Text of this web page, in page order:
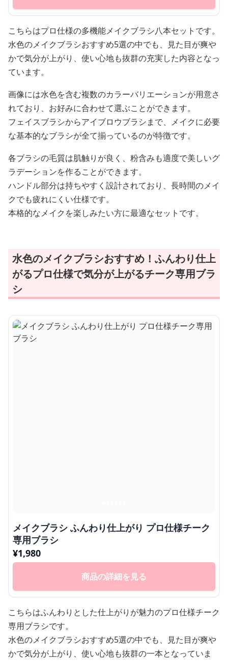
こちらはプロ仕様の多機能メイクブラシ八本セットです。
水色のメイクブラシおすすめ5選の中でも、見た目が爽や
かで気分が上がり、使い心地も抜群の充実した内容となっ
ています。
画像には水色を含む複数のカラーバリエーションが用意さ
れており、お好みに合わせて選ぶことができます。
フェイスブラシからアイブロウブラシまで、メイクに必要
な基本的なブラシが全て揃っているのが特徴です。
各ブラシの毛質は肌触りが良く、粉含みも適度で美しいグ
ラデーションを作ることができます。
ハンドル部分は持ちやすく設計されており、長時間のメイ
クでも疲れにくい仕様です。
本格的なメイクを楽しみたい方に最適なセットです。
水色のメイクブラシおすすめ！ふんわり仕上
がるプロ仕様で気分が上がるチーク専用ブラ
シ
メイクブラシ ふんわり仕上がり プロ仕様チーク
専用ブラシ
¥1,980
商品の詳細を見る
こちらはふんわりとした仕上がりが魅力のプロ仕様チーク
専用ブラシです。
水色のメイクブラシおすすめ5選の中でも、見た目が爽や
かで気分が上がり、使い心地も抜群の一本となっていま